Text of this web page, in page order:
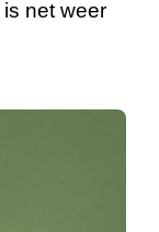
net weer